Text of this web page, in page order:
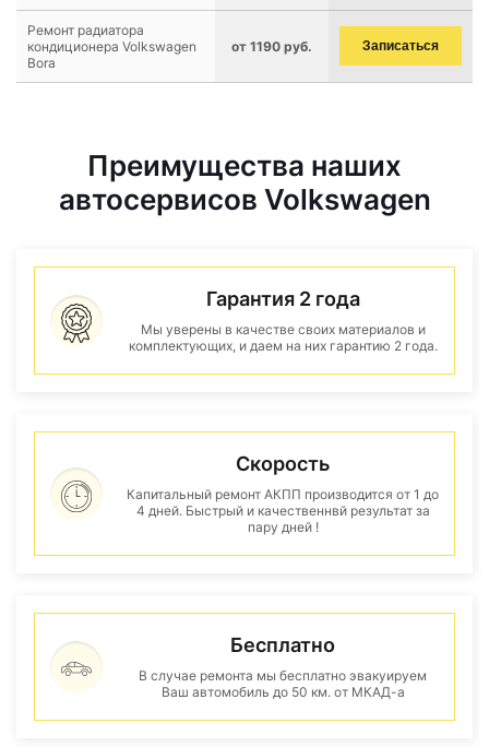
Ремонт радиатора
кондиционера Volkswagen
Bora
от 1190 руб. Записаться
Преимущества наших
автосервисов Volkswagen
Гарантия 2 года
Мы уверены в качестве своих материалов и
комплектующих, и даем на них гарантию 2 года.
Скорость
Капитальный ремонт АКПП производится от 1 до
4 дней. Быстрый и качественнвй результат за
пару дней !
Бесплатно
В случае ремонта мы бесплатно эвакуируем
Ваш автомобиль до 50 км. от МКАД-а